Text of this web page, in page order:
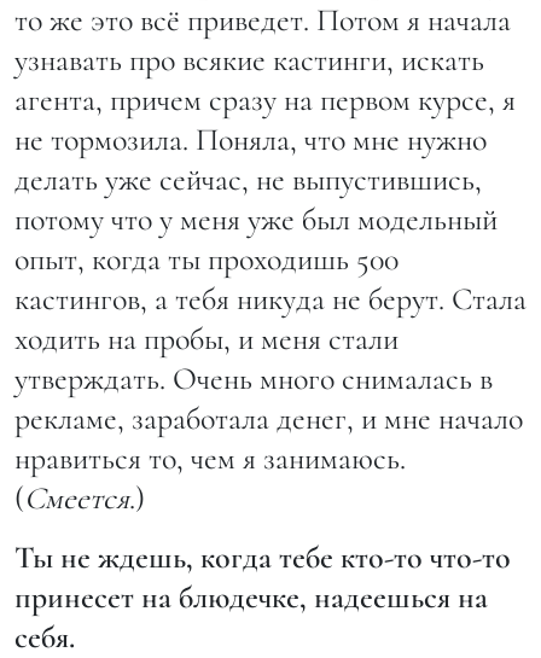
то же это всё приведет. Потом я начала
узнавать про всякие кастинги, искать
агента, причем сразу на первом курсе, я
не тормозила. Поняла, что мне нужно
делать уже сейчас, не выпустившись,
потому что у меня уже был модельный
опыт, когда ты проходишь 500
кастингов, а тебя никуда не берут. Стала
ходить на пробы, и меня стали
утверждать. Очень много снималась в
рекламе, заработала денег, и мне начало
нравиться то, чем я занимаюсь.
(Смеется.)
Ты не ждешь, когда тебе кто-то что-то
принесет на блюдечке, надеешься на
себя.